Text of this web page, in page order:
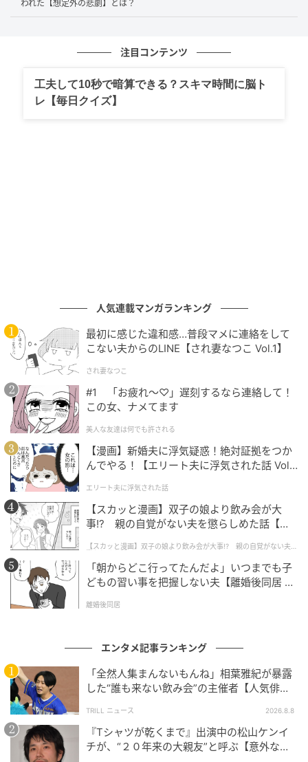
ー」として大切に思う熱い気持ちがあったからこそ、
な関係性と、藤本さんのピュアな一面が垣間見えるエ
ピソードとなりました。
さを感じる――そんな人間味のある一面まで伝わって
きたのが印象的でした。若手時代ならではの熱さや不
器用さ、そして仲間内だからこそ生まれる感情の揺れ
が感じられる証言。昔の芸人たちの関係性を知るうえ
でも、興味深い振り返りでした。
次の記事
#1 「ママ、生きてるよね？」寝ていると思
って部屋を開けたら
の記事をもっとみる
われた【想定外の悲劇】とは？
注目コンテンツ
工夫して10秒で暗算できる？スキマ時間に脳ト
レ【毎日クイズ】
人気連載マンガランキング
最初に感じた違和感…普段マメに連絡をして
こない夫からのLINE【され妻なつこ Vol.1】
され妻なつこ
#1 「お疲れ〜♡」遅刻するなら連絡して！
この女、ナメてます
美人な友達は何でも許される
【漫画】新婚夫に浮気疑惑！絶対証拠をつか
んでやる！【エリート夫に浮気された話 Vol.
エリート夫に浮気された話
【スカッと漫画】双子の娘より飲み会が大
事!? 親の自覚がない夫を懲らしめた話【第1
【スカッと漫画】双子の娘より飲み会が大事!? 親の自覚がない夫を
懲らしめた話
「朝からどこ行ってたんだよ」いつまでも子
どもの習い事を把握しない夫【離婚後同居 Vo
離婚後同居
エンタメ記事ランキング
「全然人集まんないもんね」相葉雅紀が暴露
した“誰も来ない飲み会”の主催者【人気俳
TRILL ニュース 2026.8.8
『Tシャツが乾くまで』出演中の松山ケンイ
チが、“２０年来の大親友”と呼ぶ【意外な人